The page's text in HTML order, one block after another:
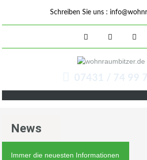
Schreiben Sie uns :
07431 / 74 99
News
Immer die neuesten Informationen